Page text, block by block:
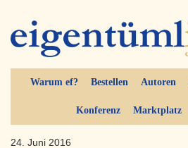
Warum ef? Bestellen Autoren
Konferenz Marktplatz
24. Juni 2016